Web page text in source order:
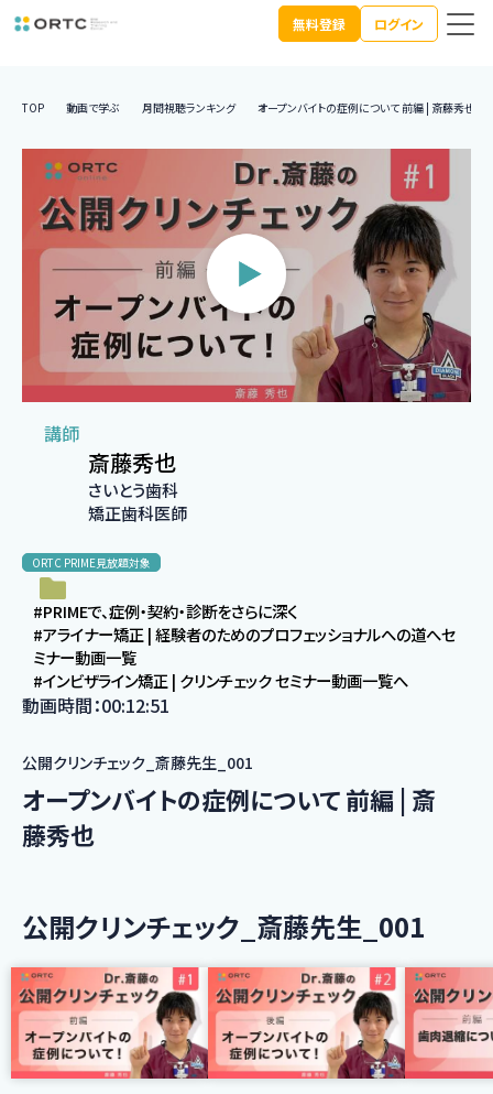
無料登録 ログイン
TOP 動画で学ぶ 月間視聴ランキング オープンバイトの症例について 前編 | 斎藤秀也
公開クリンチェック_斎藤先生_001
オープンバイトの症例について 前編 | 斎
藤秀也
講師
斎藤秀也
さいとう歯科
矯正歯科医師
ORTC PRIME見放題対象
#PRIMEで、症例・契約・診断をさらに深く
#アライナー矯正 | 経験者のためのプロフェッショナルへの道へセ
ミナー動画一覧
#インビザライン矯正 | クリンチェック セミナー動画一覧へ
動画時間：00:12:51
公開クリンチェック_斎藤先生_001